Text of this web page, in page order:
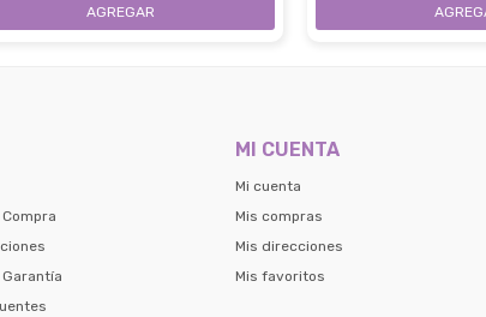
MI CUENTA
Mi cuenta
Mis compras
Mis direcciones
Mis favoritos